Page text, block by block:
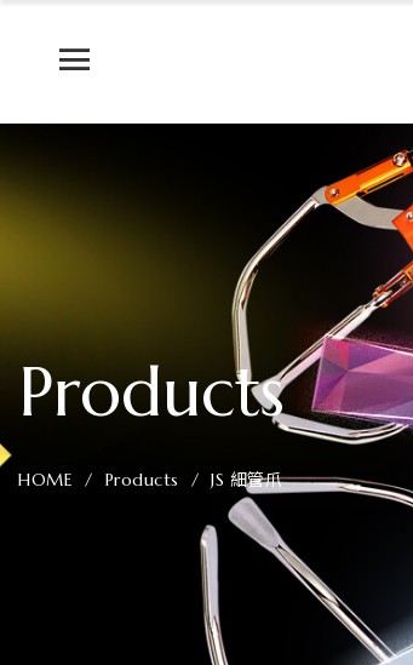
業
製
最
好
用
的
Products
HOME Products JS 細管爪